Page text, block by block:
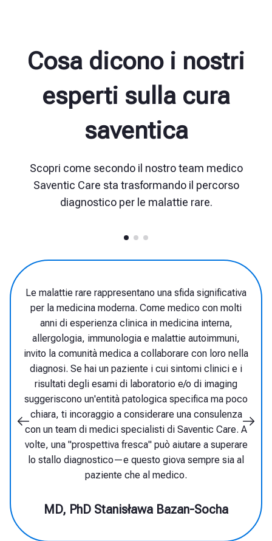
Cosa dicono i nostri
esperti sulla cura
saventica
Scopri come secondo il nostro team medico
Saventic Care sta trasformando il percorso
diagnostico per le malattie rare.
Sebbene esistano molte malattie rare, ogni
singola condizione colpisce un numero
così ridotto di pazienti che solo
pochissimi medici hanno esperienza nella
loro diagnosi. Solo le tecnologie più
recenti, supportate dalla cosiddetta
intelligenza artificiale, possono aiutare a
identificare efficacemente tali malattie e
consentire l'ndirizzamento del paziente
verso il centro e gli specialisti appropriati,
che possono giudicarlo idoneo per un
trattamento mirato.
MD, PhD Michał Nowicki